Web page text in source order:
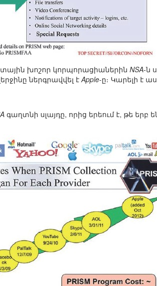
խոշոր կորպորացիաներին NSA-ն
ներգրավվել էApple-ը։ Կարելի է
գաղտնի սլայդը, որից երեում է, թե